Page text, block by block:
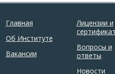
Главная
Об Институте
Вакансии
Лицензии и
Вопросы и
ответы
Новости